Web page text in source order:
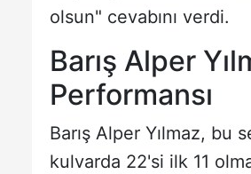
olsun" cevabını verdi.
Barış Alper
Performansı
Barış Alper Yılmaz, bu
kulvarda 22'si ilk 11